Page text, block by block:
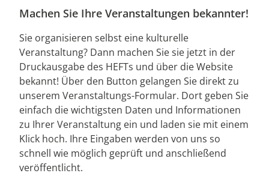
Machen Sie Ihre Veranstaltungen bekannter!
Sie organisieren selbst eine kulturelle
Veranstaltung? Dann machen Sie sie jetzt in der
Druckausgabe des HEFTs und über die Website
bekannt! Über den Button gelangen Sie direkt zu
unserem Veranstaltungs-Formular. Dort geben Sie
einfach die wichtigsten Daten und Informationen
zu Ihrer Veranstaltung ein und laden sie mit einem
Klick hoch. Ihre Eingaben werden von uns so
schnell wie möglich geprüft und anschließend
veröffentlicht.